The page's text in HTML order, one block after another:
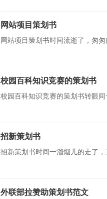
网站项目策划书
网站项目策划书时间流逝了，匆
校园百科知识竞赛的策划书
校园百科知识竞赛的策划书转眼
招新策划书
招新策划书时间一溜烟儿的走了
外联部拉赞助策划书范文